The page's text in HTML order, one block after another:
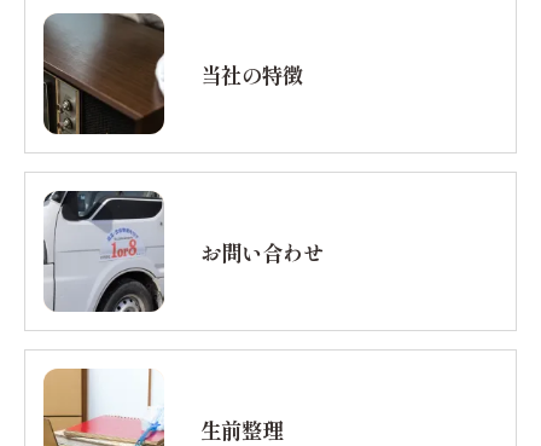
当社の特徴
お問い合わせ
生前整理